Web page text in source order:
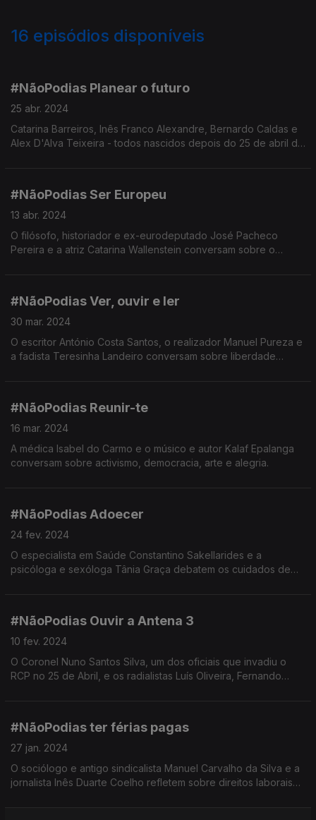
16 episódios disponíveis
#NãoPodias Planear o futuro
25 abr. 2024
Catarina Barreiros, Inês Franco Alexandre, Bernardo Caldas e
Alex D'Alva Teixeira - todos nascidos depois do 25 de abril de
#NãoPodias Ser Europeu
13 abr. 2024
O filósofo, historiador e ex-eurodeputado José Pacheco
Pereira e a atriz Catarina Wallenstein conversam sobre o
#NãoPodias Ver, ouvir e ler
30 mar. 2024
O escritor António Costa Santos, o realizador Manuel Pureza e
a fadista Teresinha Landeiro conversam sobre liberdade
#NãoPodias Reunir-te
16 mar. 2024
A médica Isabel do Carmo e o músico e autor Kalaf Epalanga
conversam sobre activismo, democracia, arte e alegria.
#NãoPodias Adoecer
24 fev. 2024
O especialista em Saúde Constantino Sakellarides e a
psicóloga e sexóloga Tânia Graça debatem os cuidados de
#NãoPodias Ouvir a Antena 3
10 fev. 2024
O Coronel Nuno Santos Silva, um dos oficiais que invadiu o
RCP no 25 de Abril, e os radialistas Luís Oliveira, Fernando
#NãoPodias ter férias pagas
27 jan. 2024
O sociólogo e antigo sindicalista Manuel Carvalho da Silva e a
jornalista Inês Duarte Coelho refletem sobre direitos laborais